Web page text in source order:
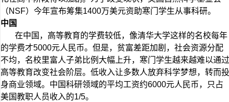
（NSF）今年宣布筹集1400万美元资助寒门学生从事科研。
中国
在中国，高等教育的学费较低，像清华大学这样的名校每年
的学费才5000元人民币。但是，贫富差距加剧，社会资源分配
不均，名校里富人子弟比例大幅上升，寒门学生越来越难以通过
高等教育改变社会阶层。低收入让多数人放弃科学梦想，转而投
身商业领域。中国科研领域的平均工资约6000元人民币，只占
美国教职人员收入的1/5。